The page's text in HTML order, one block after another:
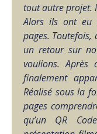
tout autre projet.
Alors ils ont eu
pages. Toutefois,
un retour sur
voulions. Après
finalement
Réalisé sous la
pages
qu’un QR